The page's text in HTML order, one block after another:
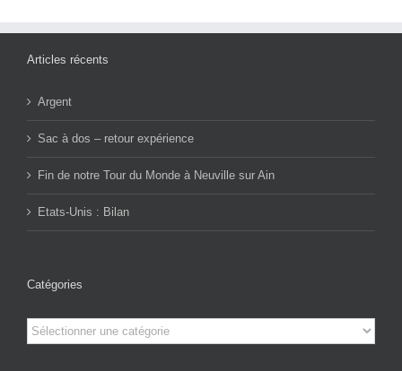
Articles récents
Argent
Sac à dos – retour expérience
Fin de notre Tour du Monde à Neuville sur Ain
Etats-Unis : Bilan
Catégories
Catégories